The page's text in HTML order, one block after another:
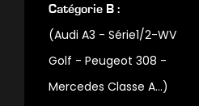
Catégorie B :
(Audi A3 - Série1/2-WV
Golf - Peugeot 308 -
Mercedes Classe A…)